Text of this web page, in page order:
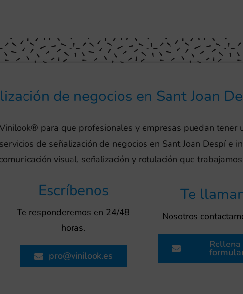
de negocios en Sant Joan
para que profesionales y empresas puedan tener
de señalización de negocios en Sant Joan Despí e
visual, señalización y rotulación que trabajamos.
Escríbenos
Te responderemos en 24/48
horas.
pro@vinilook.es
Te
Nosotros